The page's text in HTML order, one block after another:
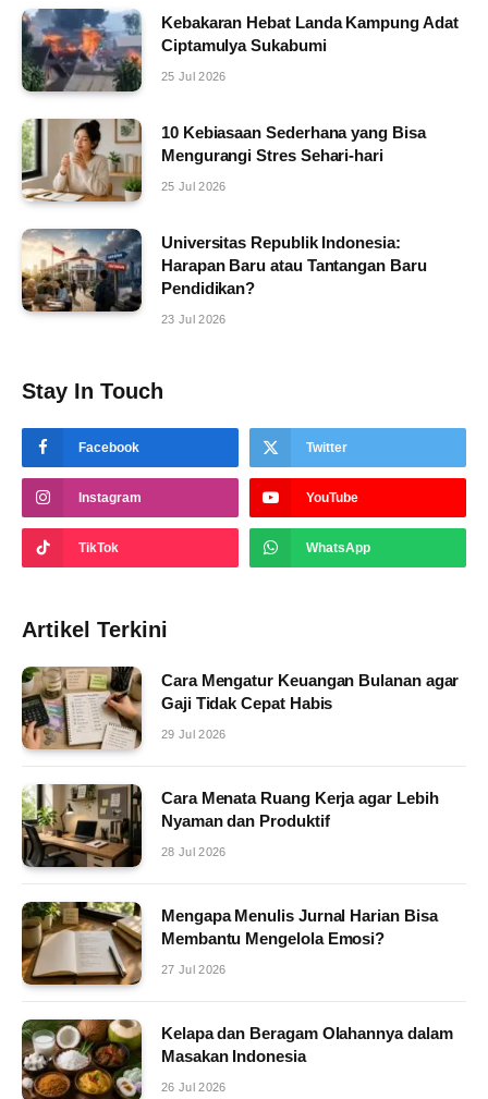
Kebakaran Hebat Landa Kampung Adat
Ciptamulya Sukabumi
25 Jul 2026
10 Kebiasaan Sederhana yang Bisa
Mengurangi Stres Sehari-hari
25 Jul 2026
Universitas Republik Indonesia:
Harapan Baru atau Tantangan Baru
Pendidikan?
23 Jul 2026
Stay In Touch
Facebook Twitter
Instagram YouTube
TikTok WhatsApp
Artikel Terkini
Cara Mengatur Keuangan Bulanan agar
Gaji Tidak Cepat Habis
29 Jul 2026
Cara Menata Ruang Kerja agar Lebih
Nyaman dan Produktif
28 Jul 2026
Mengapa Menulis Jurnal Harian Bisa
Membantu Mengelola Emosi?
27 Jul 2026
Kelapa dan Beragam Olahannya dalam
Masakan Indonesia
26 Jul 2026